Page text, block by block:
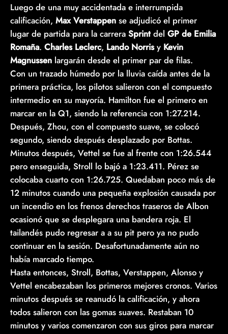
Luego de una muy accidentada e interrumpida
calificación, Max Verstappen se adjudicó el primer
lugar de partida para la carrera Sprintdel GP de Emilia
Romaña. Charles Leclerc, Lando Norrisy Kevin
Magnussen largarán desde el primer par de filas.
Con un trazado húmedo por la lluvia caída antes de la
primera práctica, los pilotos salieron con el compuesto
intermedio en su mayoría. Hamilton fue el primero en
marcar en la Q1, siendo la referencia con 1:27.214.
Después, Zhou, con el compuesto suave, se colocó
segundo, siendo después desplazado por Bottas.
Minutos después, Vettel se fue al frente con 1:26.544
pero enseguida, Stroll lo bajó a 1:23.411. Pérez se
colocaba cuarto con 1:26.725. Quedaban poco más de
12 minutos cuando una pequeña explosión causada por
un incendio en los frenos derechos traseros de Albon
ocasionó que se desplegara una bandera roja. El
tailandés pudo regresar a a su pit pero ya no pudo
continuar en la sesión. Desafortunadamente aún no
había marcado tiempo.
Hasta entonces, Stroll, Bottas, Verstappen, Alonso y
Vettel encabezaban los primeros mejores cronos. Varios
minutos después se reanudó la calificación, y ahora
todos salieron con las gomas suaves. Restaban 10
minutos y varios comenzaron con sus giros para marcar